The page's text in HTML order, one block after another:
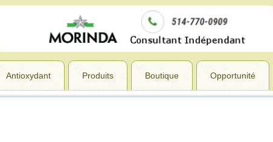
Antioxydant Produits Boutique Opportunité